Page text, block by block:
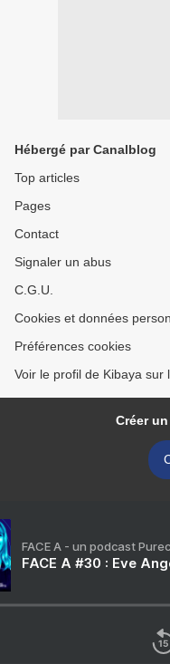
Hébergé par Canalblog
Top articles
Pages
Contact
Signaler un abus
C.G.U.
Cookies et données
Préférences cookies
Voir le profil de Kibaya sur
Créer
FACE A - un podcast
FACE A #30 : Eve